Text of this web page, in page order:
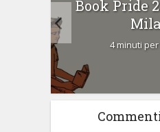
Book Pride
4 minuti